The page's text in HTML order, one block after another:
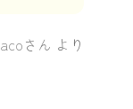
acoさん より